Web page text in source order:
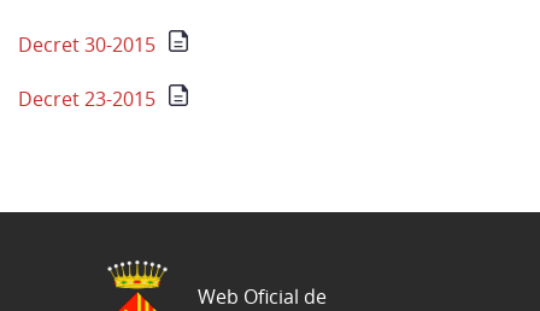
Decret 30-2015
Decret 23-2015
Web Oficial de